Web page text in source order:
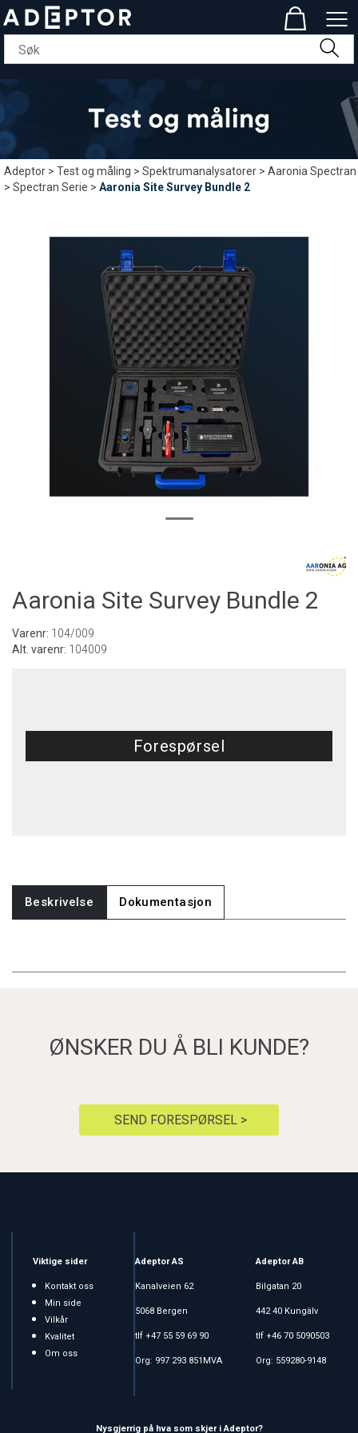
Adeptor>Test og måling>Spektrumanalysatorer>Aaronia Spectran
>Spectran Serie>Aaronia Site Survey Bundle 2
Aaronia Site Survey Bundle 2
Varenr: 104/009
Alt. varenr: 104009
Forespørsel
Beskrivelse Dokumentasjon
ØNSKER DU Å BLI KUNDE?
SEND FORESPØRSEL >
Viktige sider
Kontakt oss
Min side
Vilkår
Kvalitet
Om oss
Adeptor AS
Kanalveien 62
5068 Bergen
tlf +47 55 59 69 90
Org: 997 293 851MVA
Adeptor AB
Bilgatan 20
442 40 Kungälv
tlf +46 70 5090503
Org: 559280-9148
Nysgjerrig på hva som skjer i Adeptor?